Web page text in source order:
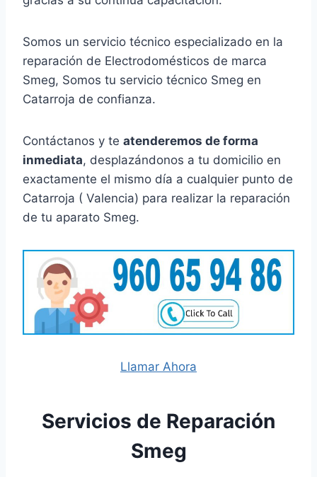
Somos un servicio técnico especializado en la
reparación de Electrodomésticos de marca
Smeg, Somos tu servicio técnico Smeg en
Catarroja de confianza.
Contáctanos y te atenderemos de forma
inmediata, desplazándonos a tu domicilio en
exactamente el mismo día a cualquier punto de
Catarroja ( Valencia) para realizar la reparación
de tu aparato Smeg.
Llamar Ahora
Servicios de Reparación
Smeg